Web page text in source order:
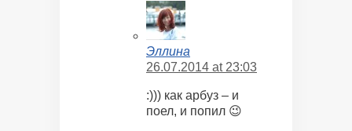
Эллина
26.07.2014 at 23:03
:))) как арбуз – и
поел, и попил 😉